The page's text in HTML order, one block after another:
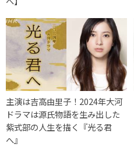
主演は吉高由里子！2024年大河
ドラマは源氏物語を生み出した
紫式部の人生を描く『光る君
へ』